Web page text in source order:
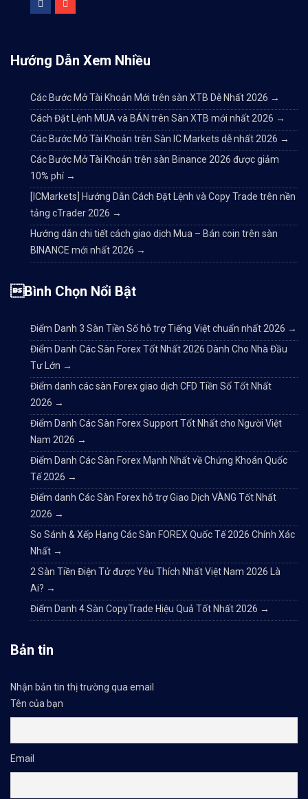
Hướng Dẫn Xem Nhiều
Các Bước Mở Tài Khoản Mới trên sàn XTB Dễ Nhất 2026 →
Cách Đặt Lệnh MUA và BÁN trên Sàn XTB mới nhất 2026 →
Các Bước Mở Tài Khoản trên Sàn IC Markets dễ nhất 2026 →
Các Bước Mở Tài Khoản trên sàn Binance 2026 được giảm
10% phí →
[ICMarkets] Hướng Dẫn Cách Đặt Lệnh và Copy Trade trên nền
tảng cTrader 2026 →
Hướng dẫn chi tiết cách giao dịch Mua – Bán coin trên sàn
BINANCE mới nhất 2026 →
Bình Chọn Nổi Bật
Điểm Danh 3 Sàn Tiền Số hỗ trợ Tiếng Việt chuẩn nhất 2026 →
Điểm Danh Các Sàn Forex Tốt Nhất 2026 Dành Cho Nhà Đầu
Tư Lớn →
Điểm danh các sàn Forex giao dịch CFD Tiền Số Tốt Nhất
2026 →
Điểm Danh Các Sàn Forex Support Tốt Nhất cho Người Việt
Nam 2026 →
Điểm Danh Các Sàn Forex Mạnh Nhất về Chứng Khoán Quốc
Tế 2026 →
Điểm danh Các Sàn Forex hỗ trợ Giao Dịch VÀNG Tốt Nhất
2026 →
So Sánh & Xếp Hạng Các Sàn FOREX Quốc Tế 2026 Chính Xác
Nhất →
2 Sàn Tiền Điện Tử được Yêu Thích Nhất Việt Nam 2026 Là
Ai? →
Điểm Danh 4 Sàn CopyTrade Hiệu Quả Tốt Nhất 2026 →
Bản tin
Nhận bản tin thị trường qua email
Tên của bạn
Email